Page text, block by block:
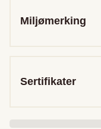
Miljømerking
Sertifikater